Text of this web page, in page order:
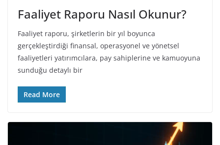
Faaliyet Raporu Nasıl Okunur?
Faaliyet raporu, şirketlerin bir yıl boyunca
gerçekleştirdiği finansal, operasyonel ve yönetsel
faaliyetleri yatırımcılara, pay sahiplerine ve kamuoyuna
sunduğu detaylı bir
Read More